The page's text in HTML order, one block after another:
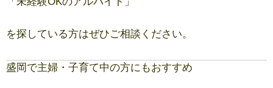
を探している方はぜひご相談ください。
盛岡で主婦・子育て中の方にもおすすめ